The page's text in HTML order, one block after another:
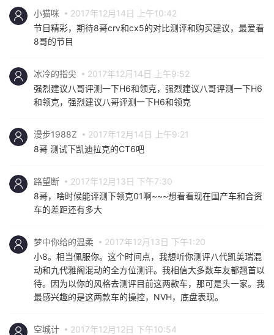
小猫咪
2017年12月14日 上午10:42
节目精彩，期待8哥crv和cx5的对比测评和购买建议，最爱看
8哥的节目
冰冷的指尖
2017年12月14日 上午9:52
强烈建议八哥评测一下H6和领克，强烈建议八哥评测一下H6
和领克，强烈建议八哥评测一下H6和领克
漫步1988Z
2017年12月14日 上午9:21
8哥 测试下凯迪拉克的CT6吧
路望断
2017年12月13日 下午7:30
8哥，啥时候能评测下领克01啊~~~想看看现在国产车和合资
车的差距还有多大
梦中你给的温柔
2017年12月13日 下午1:20
小8。相当佩服你。这个时间点，我想听你测评八代凯美瑞混
动和九代雅阁混动的全方位测评。我相信大多数车友都翘首以
待。因为以你的风格去测评目前这两款车，那可是头一家。我
最感兴趣的是这两款车的操控，NVH，底盘表现。
空城计
2017年12月12日 下午10:54